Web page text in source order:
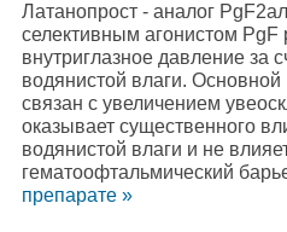
Латанопрост - аналог
селективным агонистом PgF
внутриглазное давление за
водянистой влаги.
связан с увеличением
оказывает существенного
водянистой влаги и не
гематоофтальмический
препарате »